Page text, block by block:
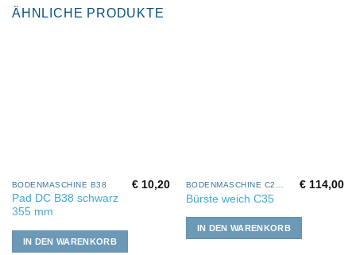
ÄHNLICHE PRODUKTE
BODENMASCHINE B38
Pad DC B38 schwarz
355 mm
€ 10,20
IN DEN WARENKORB
Bürste weich C35
€ 114,00
IN DEN WARENKORB